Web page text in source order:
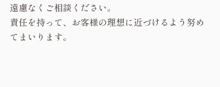
遠慮なく ご相談 ください。
責任を持って、お客様の理想に近づけるよう努め
てまいります。